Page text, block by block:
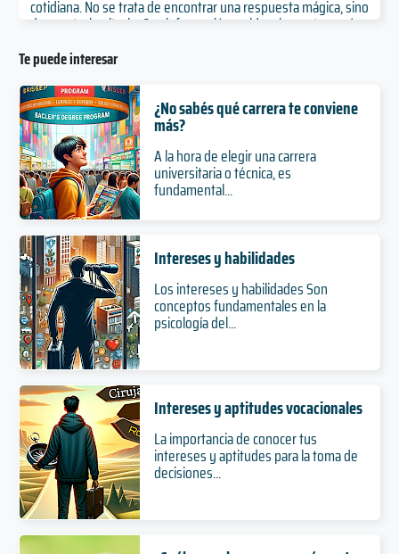
cotidiana. No se trata de encontrar una respuesta mágica, sino
de construir criterio. Con información, evidencia y autonomía,
parte de aprender y ajustar el rumbo.
Te puede interesar
¿No sabés qué carrera te conviene
más?
A la hora de elegir una carrera
universitaria o técnica, es
fundamental...
Intereses y habilidades
Los intereses y habilidades Son
conceptos fundamentales en la
psicología del...
Intereses y aptitudes vocacionales
La importancia de conocer tus
intereses y aptitudes para la toma de
decisiones...